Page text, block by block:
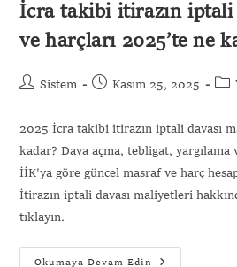
İcra takibi itirazın iptali
ve harçları 2025’te ne
Sistem Kasım 25, 2025
2025 İcra takibi itirazın iptali davası
kadar? Dava açma, tebligat,
İİK'ya göre güncel masraf ve harç
İtirazın iptali davası maliyetleri
tıklayın.
Okumaya Devam Edin